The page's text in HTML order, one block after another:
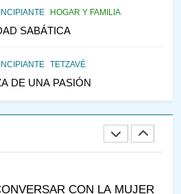
HOGAR Y FAMILIA
SABÁTICA
TETZAVÉ
DE UNA PASIÓN
¿POR QUÉ
Y LA QUEJA DE
¿QUIÉN ES SABIO?
CON LA MUJER